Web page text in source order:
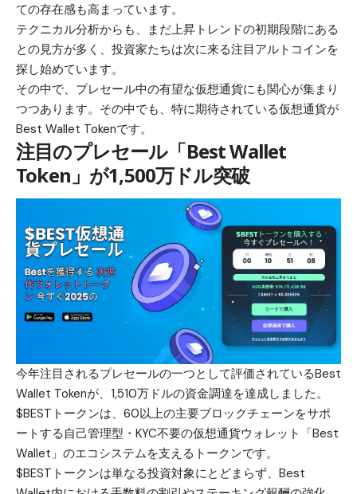
ての存在感も高まっています。
テクニカル分析からも、まだ上昇トレンドの初期段階にある
との見方が多く、投資家たちは次に来る注目アルトコインを
探し始めています。
その中で、プレセール中の有望な仮想通貨にも関心が集まり
つつあります。その中でも、特に期待されている仮想通貨が
Best Wallet Tokenです。
注目のプレセール「Best Wallet
Token」が1,500万ドル突破
今年注目されるプレセールの一つとして評価されているBest
Wallet Tokenが、1,510万ドルの資金調達を達成しました。
$BESTトークンは、60以上の主要ブロックチェーンをサポ
ートする自己管理型・KYC不要の仮想通貨ウォレット「Best
Wallet」のエコシステムを支えるトークンです。
$BESTトークンは単なる投資対象にとどまらず、Best